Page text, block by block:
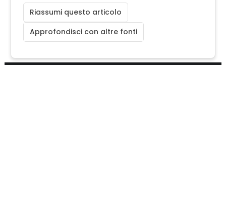
Riassumi questo articolo
Approfondisci con altre fonti